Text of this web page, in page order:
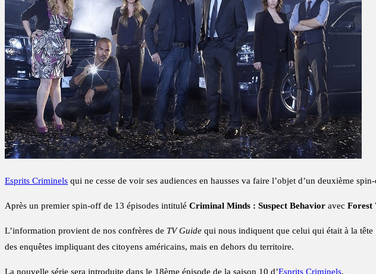
Esprits Criminels qui ne cesse de voir ses audiences en hausses va faire l’objet d’un deuxième
Après un premier spin-off de 13 épisodes intitulé Criminal Minds : Suspect Behavior avec Forest
L’information provient de nos confrères de TV Guide qui nous indiquent que celui qui était à la tête
des enquêtes impliquant des citoyens américains, mais en dehors du territoire.
La nouvelle série sera introduite dans le 18ème épisode de la saison 10 d’Esprits Criminels.